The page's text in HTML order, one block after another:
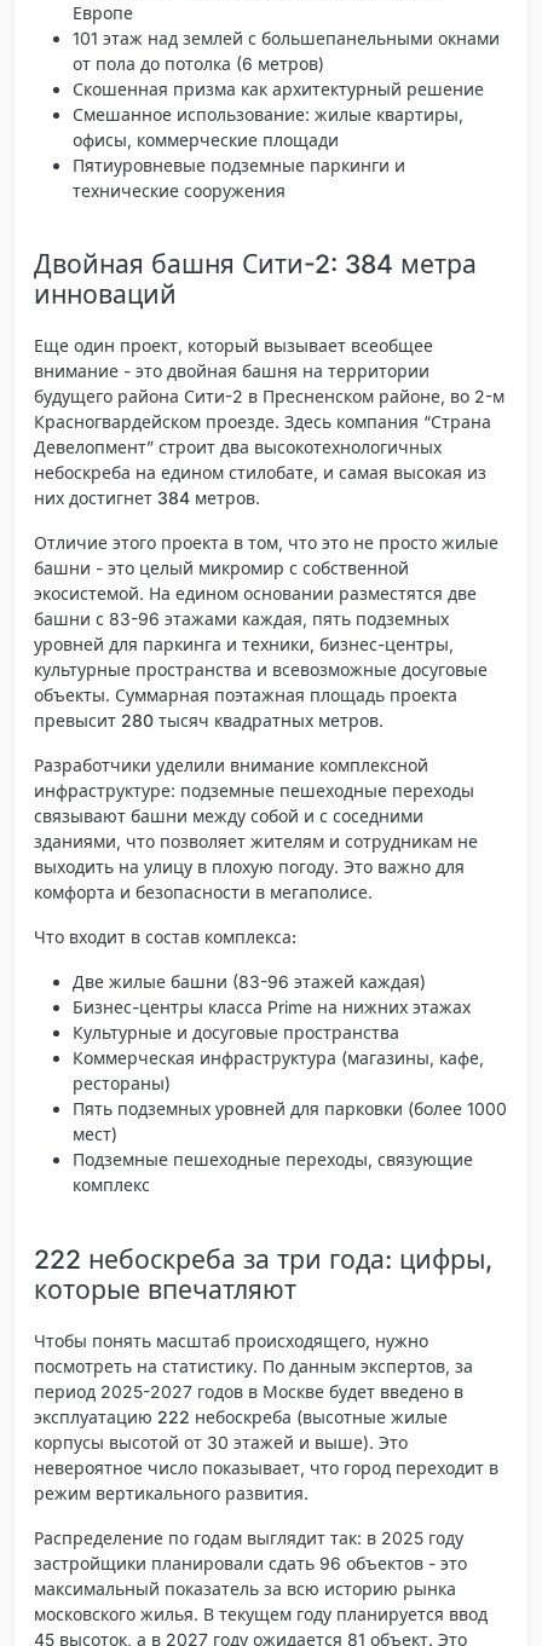
Европе
101 этаж над землей с большепанельными окнами
от пола до потолка (6 метров)
Скошенная призма как архитектурный решение
Смешанное использование: жилые квартиры,
офисы, коммерческие площади
Пятиуровневые подземные паркинги и
технические сооружения
Двойная башня Сити-2: 384 метра
инноваций
Еще один проект, который вызывает всеобщее
внимание - это двойная башня на территории
будущего района Сити-2 в Пресненском районе, во 2-м
Красногвардейском проезде. Здесь компания “Страна
Девелопмент” строит два высокотехнологичных
небоскреба на едином стилобате, и самая высокая из
них достигнет 384 метров.
Отличие этого проекта в том, что это не просто жилые
башни - это целый микромир с собственной
экосистемой. На едином основании разместятся две
башни с 83-96 этажами каждая, пять подземных
уровней для паркинга и техники, бизнес-центры,
культурные пространства и всевозможные досуговые
объекты. Суммарная поэтажная площадь проекта
превысит 280 тысяч квадратных метров.
Разработчики уделили внимание комплексной
инфраструктуре: подземные пешеходные переходы
связывают башни между собой и с соседними
зданиями, что позволяет жителям и сотрудникам не
выходить на улицу в плохую погоду. Это важно для
комфорта и безопасности в мегаполисе.
Что входит в состав комплекса:
Две жилые башни (83-96 этажей каждая)
Бизнес-центры класса Prime на нижних этажах
Культурные и досуговые пространства
Коммерческая инфраструктура (магазины, кафе,
рестораны)
Пять подземных уровней для парковки (более 1000
мест)
Подземные пешеходные переходы, связующие
комплекс
222 небоскреба за три года: цифры,
которые впечатляют
Чтобы понять масштаб происходящего, нужно
посмотреть на статистику. По данным экспертов, за
период 2025-2027 годов в Москве будет введено в
эксплуатацию 222 небоскреба (высотные жилые
корпусы высотой от 30 этажей и выше). Это
невероятное число показывает, что город переходит в
режим вертикального развития.
Распределение по годам выглядит так: в 2025 году
застройщики планировали сдать 96 объектов - это
максимальный показатель за всю историю рынка
московского жилья. В текущем году планируется ввод
45 высоток, а в 2027 году ожидается 81 объект. Это